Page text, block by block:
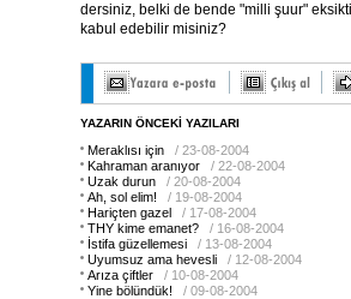
dersiniz, belki de bende "milli şuur"
kabul edebilir misiniz?
YAZARIN ÖNCEKİ YAZILARI
Meraklısı için
/ 23-08-2004
Kahraman aranıyor
/ 22-08-2004
Uzak durun
/ 20-08-2004
Ah, sol elim!
/ 19-08-2004
Hariçten gazel
/ 17-08-2004
THY kime emanet?
/ 16-08-2004
İstifa güzellemesi
/ 13-08-2004
Uyumsuz ama hevesli
/ 12-08-2004
Arıza çiftler
/ 10-08-2004
Yine bölündük!
/ 09-08-2004